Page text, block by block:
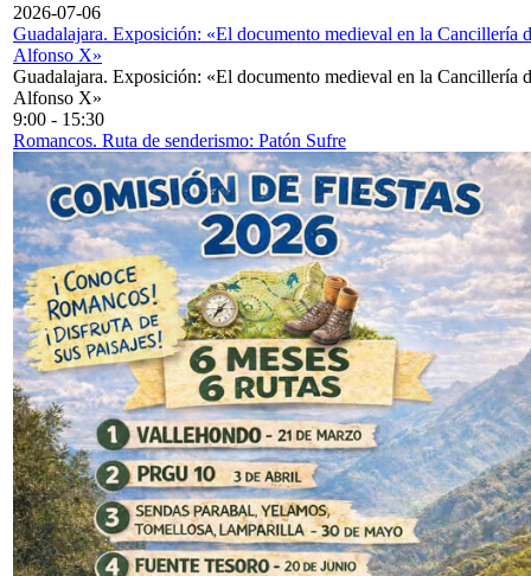
2026-07-06
Guadalajara. Exposición: «El documento medieval en la Cancillería
Alfonso X»
Guadalajara. Exposición: «El documento medieval en la Cancillería
Alfonso X»
9:00 - 15:30
Romancos. Ruta de senderismo: Patón Sufre